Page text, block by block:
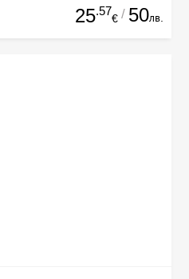
25.57
€ / 50лв.